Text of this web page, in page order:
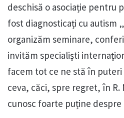
deschisă o asociație pentru
fost diagnosticați cu autism
organizăm seminare,
invităm specialiști
facem tot ce ne stă în
ceva, căci, spre regret, în R.
cunosc foarte puține despre